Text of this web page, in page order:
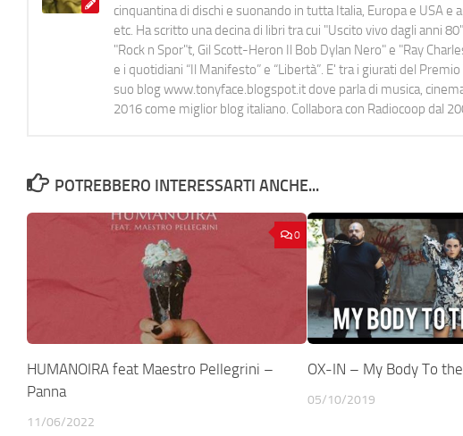
cinquantina di dischi e suonando in tutta Italia, Europa e USA
etc. Ha scritto una decina di libri tra cui "Uscito vivo dagli anni
"Rock n Spor"t, Gil Scott-Heron Il Bob Dylan Nero" e "Ray
e i quotidiani “Il Manifesto” e “Libertà”. E' tra i giurati del
suo blog www.tonyface.blogspot.it dove parla di musica,
2016 come miglior blog italiano. Collabora con Radiocoop dal
POTREBBERO INTERESSARTI ANCHE...
0
HUMANOIRA feat Maestro Pellegrini –
Panna
11/06/2022
OX-IN – My Body To
05/10/2019